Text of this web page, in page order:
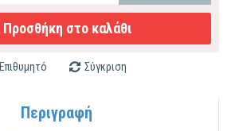
Προσθήκη στο καλάθι
Επιθυμητό Σύγκριση
Περιγραφή